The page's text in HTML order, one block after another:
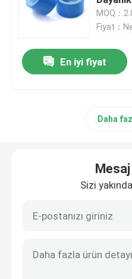
Streç Film Rulosu
Ambalaj Yapışkan Bant
Koruyucu Film Rulosu
Kraft Kağıt Jumbo Rulo
60mm
MOQ：
Fiyat：
En iyi fiyat
Daha
Mesaj
Sizi